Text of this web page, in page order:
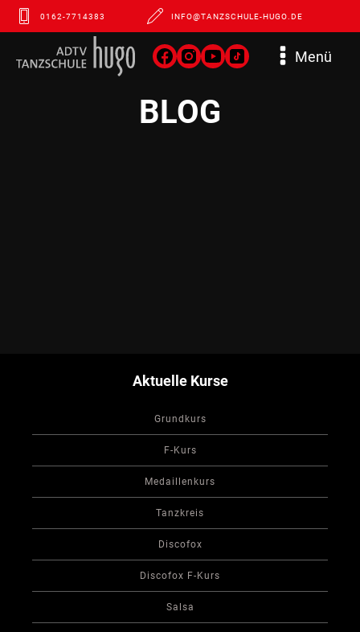
0162-7714383 INFO@TANZSCHULE-HUGO.DE
Menü
BLOG
Aktuelle Kurse
Grundkurs
F-Kurs
Medaillenkurs
Tanzkreis
Discofox
Discofox F-Kurs
Salsa